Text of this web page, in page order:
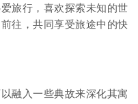
旅行，喜欢探索未知的世
往，共同享受旅途中的快
融入一些典故来深化其寓